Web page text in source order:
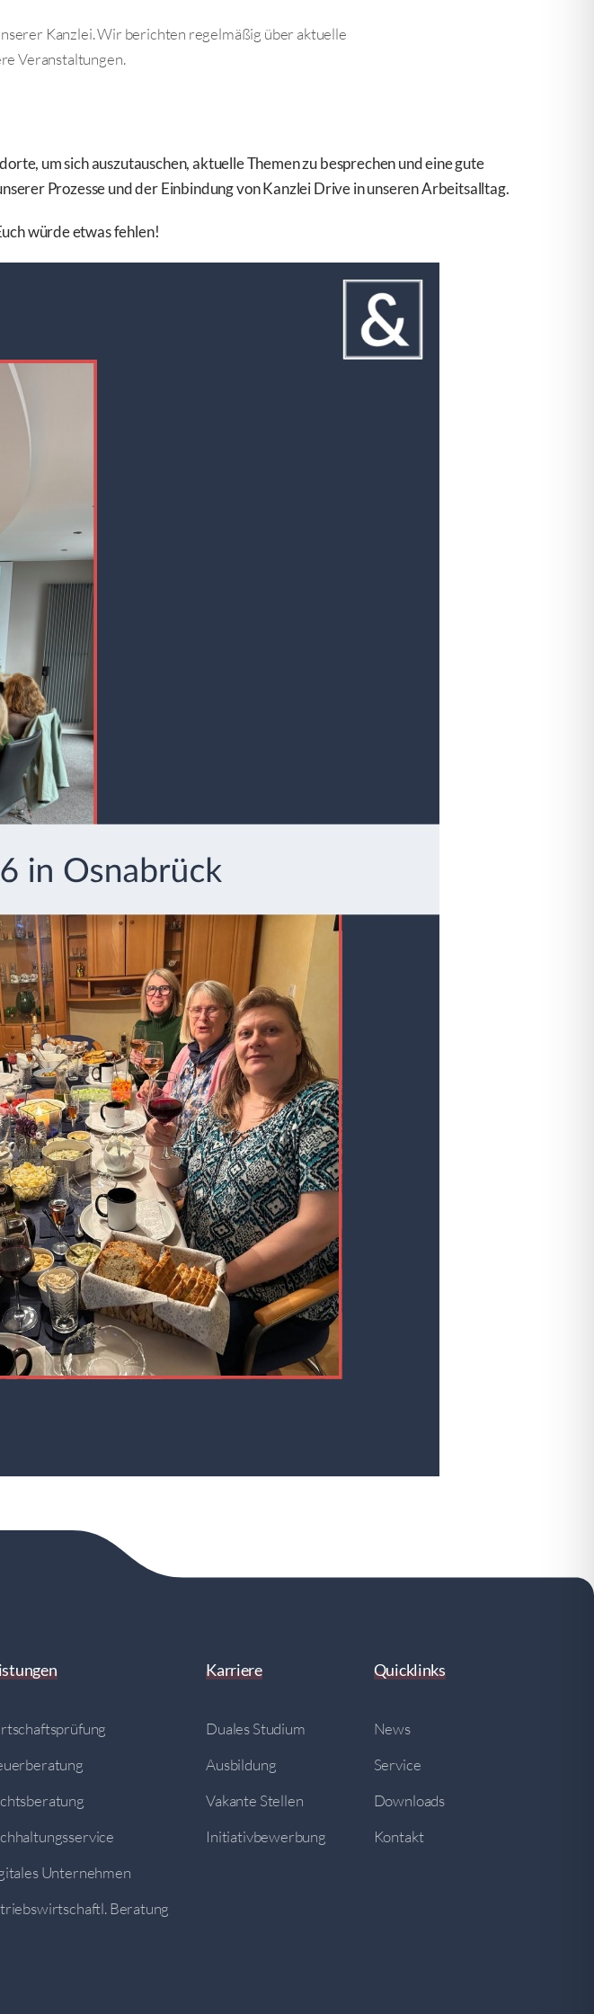
Kanzlei. Wir berichten regelmäßig über aktuelle
Veranstaltungen.
um sich auszutauschen, aktuelle Themen zu besprechen und eine gute
Prozesse und der Einbindung von Kanzlei Drive in unseren Arbeitsalltag.
würde etwas fehlen!
Unternehmen
Beratung
Karriere
Duales Studium
Ausbildung
Vakante Stellen
Initiativbewerbung
Quicklinks
News
Service
Downloads
Kontakt